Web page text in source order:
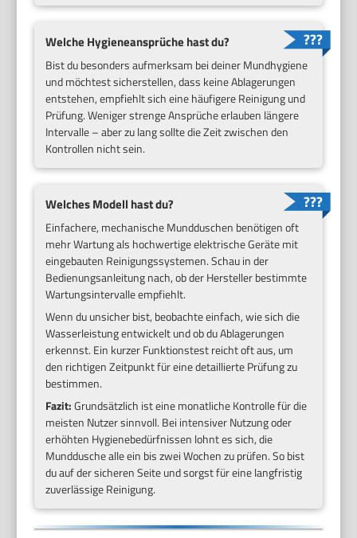
Welche Hygieneansprüche hast du?
Bist du besonders aufmerksam bei deiner Mundhygiene
und möchtest sicherstellen, dass keine Ablagerungen
entstehen, empfiehlt sich eine häufigere Reinigung und
Prüfung. Weniger strenge Ansprüche erlauben längere
Intervalle – aber zu lang sollte die Zeit zwischen den
Kontrollen nicht sein.
Welches Modell hast du?
Einfachere, mechanische Mundduschen benötigen oft
mehr Wartung als hochwertige elektrische Geräte mit
eingebauten Reinigungssystemen. Schau in der
Bedienungsanleitung nach, ob der Hersteller bestimmte
Wartungsintervalle empfiehlt.
Wenn du unsicher bist, beobachte einfach, wie sich die
Wasserleistung entwickelt und ob du Ablagerungen
erkennst. Ein kurzer Funktionstest reicht oft aus, um
den richtigen Zeitpunkt für eine detaillierte Prüfung zu
bestimmen.
Fazit:Grundsätzlich ist eine monatliche Kontrolle für die
meisten Nutzer sinnvoll. Bei intensiver Nutzung oder
erhöhten Hygienebedürfnissen lohnt es sich, die
Munddusche alle ein bis zwei Wochen zu prüfen. So bist
du auf der sicheren Seite und sorgst für eine langfristig
zuverlässige Reinigung.